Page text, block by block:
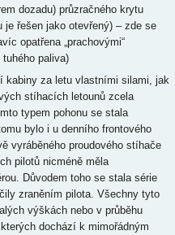
dozadu) průzračného krytu
řešen jako otevřený) – zde se
opatřena „prachovými“
paliva)
za letu vlastními silami, jak
stíhacích letounů zcela
typem pohonu se stala
bylo i u denního frontového
vyráběného proudového stíhače
pilotů nicméně měla
Důvodem toho se stala série
zraněním pilota. Všechny tyto
výškách nebo v průběhu
dochází k mimořádným